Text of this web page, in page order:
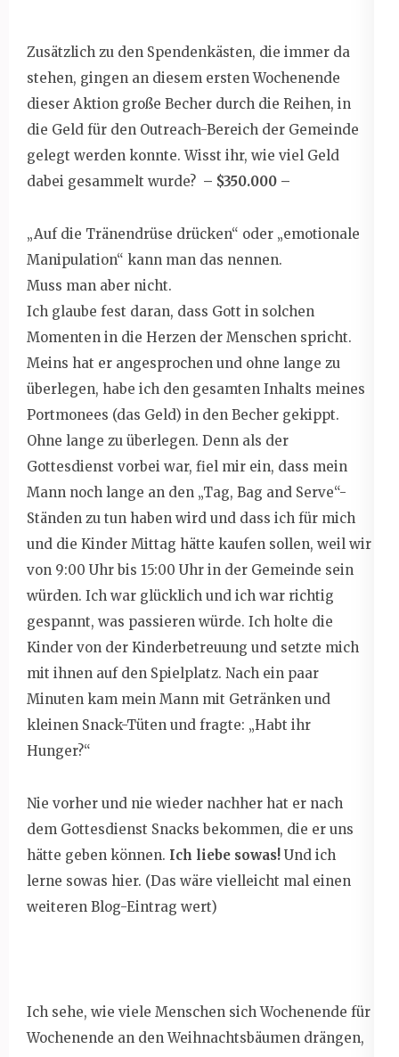
Zusätzlich zu den Spendenkästen, die immer da
stehen, gingen an diesem ersten Wochenende
dieser Aktion große Becher durch die Reihen, in
die Geld für den Outreach-Bereich der Gemeinde
gelegt werden konnte. Wisst ihr, wie viel Geld
dabei gesammelt wurde? – $350.000 –
„Auf die Tränendrüse drücken“ oder „emotionale
Manipulation“ kann man das nennen.
Muss man aber nicht.
Ich glaube fest daran, dass Gott in solchen
Momenten in die Herzen der Menschen spricht.
Meins hat er angesprochen und ohne lange zu
überlegen, habe ich den gesamten Inhalts meines
Portmonees (das Geld) in den Becher gekippt.
Ohne lange zu überlegen. Denn als der
Gottesdienst vorbei war, fiel mir ein, dass mein
Mann noch lange an den „Tag, Bag and Serve“-
Ständen zu tun haben wird und dass ich für mich
und die Kinder Mittag hätte kaufen sollen, weil wir
von 9:00 Uhr bis 15:00 Uhr in der Gemeinde sein
würden. Ich war glücklich und ich war richtig
gespannt, was passieren würde. Ich holte die
Kinder von der Kinderbetreuung und setzte mich
mit ihnen auf den Spielplatz. Nach ein paar
Minuten kam mein Mann mit Getränken und
kleinen Snack-Tüten und fragte: „Habt ihr
Hunger?“
Nie vorher und nie wieder nachher hat er nach
dem Gottesdienst Snacks bekommen, die er uns
hätte geben können. Ich liebe sowas! Und ich
lerne sowas hier. (Das wäre vielleicht mal einen
weiteren Blog-Eintrag wert)
Ich sehe, wie viele Menschen sich Wochenende für
Wochenende an den Weihnachtsbäumen drängen,